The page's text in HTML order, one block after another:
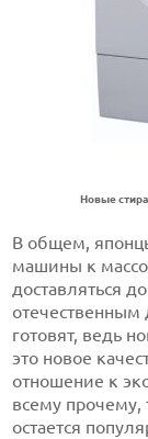
Новые
В общем,
машины к
доставляться
отечественным
готовят, ведь
это новое
отношение к
всему прочему,
остается